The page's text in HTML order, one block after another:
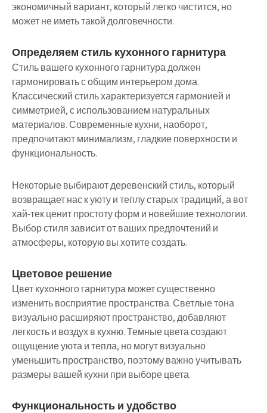
экономичный вариант, который легко чистится, но
может не иметь такой долговечности.
Определяем стиль кухонного гарнитура
Стиль вашего кухонного гарнитура должен
гармонировать с общим интерьером дома.
Классический стиль характеризуется гармонией и
симметрией, с использованием натуральных
материалов. Современные кухни, наоборот,
предпочитают минимализм, гладкие поверхности и
функциональность.
Некоторые выбирают деревенский стиль, который
возвращает нас к уюту и теплу старых традиций, а вот
хай-тек ценит простоту форм и новейшие технологии.
Выбор стиля зависит от ваших предпочтений и
атмосферы, которую вы хотите создать.
Цветовое решение
Цвет кухонного гарнитура может существенно
изменить восприятие пространства. Светлые тона
визуально расширяют пространство, добавляют
легкость и воздух в кухню. Темные цвета создают
ощущение уюта и тепла, но могут визуально
уменьшить пространство, поэтому важно учитывать
размеры вашей кухни при выборе цвета.
Функциональность и удобство